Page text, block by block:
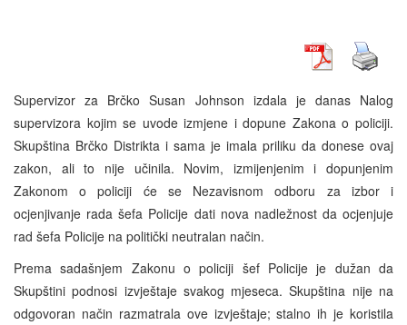
Supervizor za Brčko Susan Johnson izdala je danas Nalog
supervizora kojim se uvode izmjene i dopune Zakona o policiji.
Skupština Brčko Distrikta i sama je imala priliku da donese ovaj
zakon, ali to nije učinila. Novim, izmijenjenim i dopunjenim
Zakonom o policiji će se Nezavisnom odboru za izbor i
ocjenjivanje rada šefa Policije dati nova nadležnost da ocjenjuje
rad šefa Policije na politički neutralan način.
Prema sadašnjem Zakonu o policiji šef Policije je dužan da
Skupštini podnosi izvještaje svakog mjeseca. Skupština nije na
odgovoran način razmatrala ove izvještaje; stalno ih je koristila